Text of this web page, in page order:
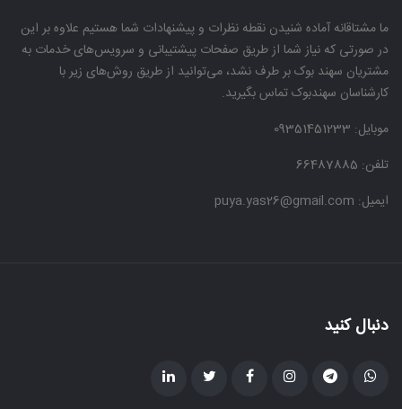
ما مشتاقانه آماده شنیدن نقطه نظرات و پیشنهادات شما هستیم علاوه بر این
در صورتی که نیاز شما از طریق صفحات پیشتیبانی و سرویس‌های خدمات به
مشتریان سهند بوک بر طرف نشد، می‌توانید از طریق روش‌های زیر با
کارشناسان سهندبوک تماس بگیرید.
موبایل:
تلفن: 66487885
ایمیل: puya.yas26@gmail.com
دنبال کنید